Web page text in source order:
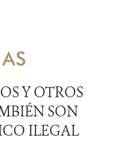
Y OTROS
SON
ILEGAL